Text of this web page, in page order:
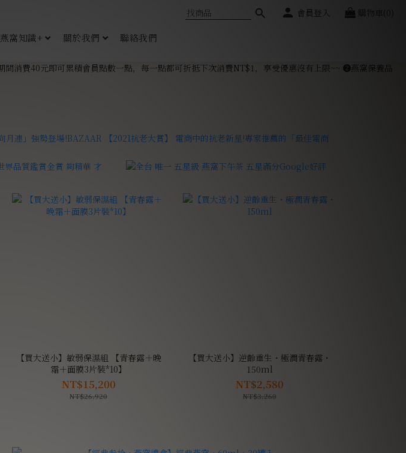
會員登入 購物車(0)
燕窩知識+ 關於我們 聯絡我們
【買大送小】敏弱保濕組 【青春露＋晚
霜＋面膜3片裝*10】
NT$15,200
NT$26,920
【買大送小】逆齡重生・極潤青春露・
150ml
NT$2,580
NT$3,260